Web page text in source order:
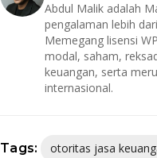
Abdul Malik adalah
pengalaman lebih
Memegang lisensi
modal, saham,
keuangan, serta
internasional.
Tags: otoritas jasa